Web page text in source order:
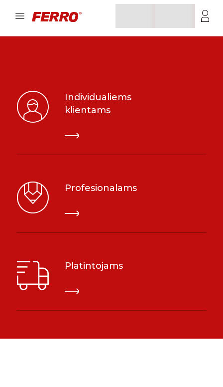
Individualiems
klientams
Profesionalams
Platintojams